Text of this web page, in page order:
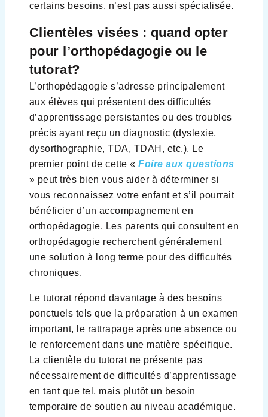
certains besoins, n’est pas aussi spécialisée.
Clientèles visées : quand opter
pour l’orthopédagogie ou le
tutorat?
L’orthopédagogie s’adresse principalement
aux élèves qui présentent des difficultés
d’apprentissage persistantes ou des troubles
précis ayant reçu un diagnostic (dyslexie,
dysorthographie, TDA, TDAH, etc.). Le
premier point de cette «Foire aux questions
» peut très bien vous aider à déterminer si
vous reconnaissez votre enfant et s’il pourrait
bénéficier d’un accompagnement en
orthopédagogie. Les parents qui consultent en
orthopédagogie recherchent généralement
une solution à long terme pour des difficultés
chroniques.
Le tutorat répond davantage à des besoins
ponctuels tels que la préparation à un examen
important, le rattrapage après une absence ou
le renforcement dans une matière spécifique.
La clientèle du tutorat ne présente pas
nécessairement de difficultés d’apprentissage
en tant que tel, mais plutôt un besoin
temporaire de soutien au niveau académique.